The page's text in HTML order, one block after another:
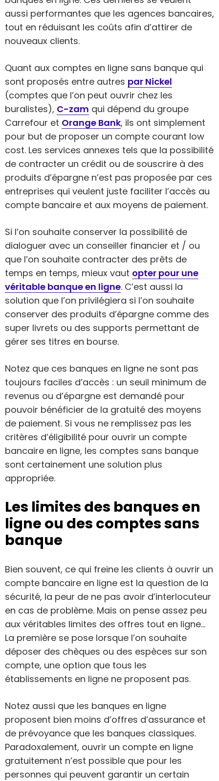
aussi performantes que les agences bancaires,
tout en réduisant les coûts afin d’attirer de
nouveaux clients.
Quant aux comptes en ligne sans banque qui
sont proposés entre autres par Nickel
(comptes que l’on peut ouvrir chez les
buralistes), C-zam qui dépend du groupe
Carrefour et Orange Bank, ils ont simplement
pour but de proposer un compte courant low
cost. Les services annexes tels que la possibilité
de contracter un crédit ou de souscrire à des
produits d’épargne n’est pas proposée par ces
entreprises qui veulent juste faciliter l’accès au
compte bancaire et aux moyens de paiement.
Si l’on souhaite conserver la possibilité de
dialoguer avec un conseiller financier et / ou
que l’on souhaite contracter des prêts de
temps en temps, mieux vaut opter pour une
véritable banque en ligne. C’est aussi la
solution que l’on privilégiera si l’on souhaite
conserver des produits d’épargne comme des
super livrets ou des supports permettant de
gérer ses titres en bourse.
Notez que ces banques en ligne ne sont pas
toujours faciles d’accès : un seuil minimum de
revenus ou d’épargne est demandé pour
pouvoir bénéficier de la gratuité des moyens
de paiement. Si vous ne remplissez pas les
critères d’éligibilité pour ouvrir un compte
bancaire en ligne, les comptes sans banque
sont certainement une solution plus
appropriée.
Les limites des banques en
ligne ou des comptes sans
banque
Bien souvent, ce qui freine les clients à ouvrir un
compte bancaire en ligne est la question de la
sécurité, la peur de ne pas avoir d’interlocuteur
en cas de problème. Mais on pense assez peu
aux véritables limites des offres tout en ligne…
La première se pose lorsque l’on souhaite
déposer des chèques ou des espèces sur son
compte, une option que tous les
établissements en ligne ne proposent pas.
Notez aussi que les banques en ligne
proposent bien moins d’offres d’assurance et
de prévoyance que les banques classiques.
Paradoxalement, ouvrir un compte en ligne
gratuitement n’est possible que pour les
personnes qui peuvent garantir un certain